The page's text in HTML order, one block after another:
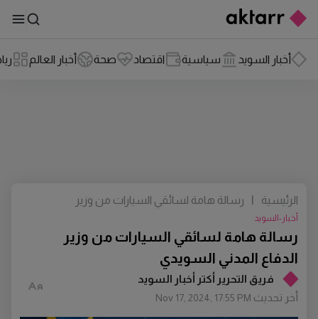
أخبار السويد سياسية اقتصاد صحة أخبار العالم
فريق التحرير أكتر أخبار السويد
أخر تحديث Nov 17, 2024, 17:55 PM
رسالة هامة لسائقي السيارات من وزير
الدفاع المدني السويدي
أخبار-السويد
الرئيسية
رسالة هامة لسائقي السيارات من وزير